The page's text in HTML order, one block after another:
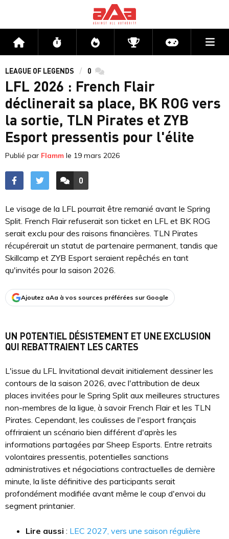
Accueil Flux Directs CompétitionsActu jeux
LEAGUE OF LEGENDS 0 commentaires
LFL 2026 : French Flair
déclinerait sa place, BK ROG vers
la sortie, TLN Pirates et ZYB
Esport pressentis pour l'élite
Publié par Flamm le 19 mars 2026
ACCÉDER AUX
0
COMMENTAIRES
Le visage de la LFL pourrait être remanié avant le Spring
Split. French Flair refuserait son ticket en LFL et BK ROG
serait exclu pour des raisons financières. TLN Pirates
récupérerait un statut de partenaire permanent, tandis que
Skillcamp et ZYB Esport seraient repêchés en tant
qu'invités pour la saison 2026.
Ajoutez aAa à vos sources préférées sur Google
UN POTENTIEL DÉSISTEMENT ET UNE EXCLUSION
QUI REBATTRAIENT LES CARTES
L'issue du LFL Invitational devait initialement dessiner les
contours de la saison 2026, avec l'attribution de deux
places invitées pour le Spring Split aux meilleures structures
non-membres de la ligue, à savoir French Flair et les TLN
Pirates. Cependant, les coulisses de l'esport français
offriraient un scénario bien différent d'après les
informations partagées par Sheep Esports. Entre retraits
volontaires pressentis, potentielles sanctions
administratives et négociations contractuelles de dernière
minute, la liste définitive des participants serait
profondément modifiée avant même le coup d'envoi du
segment printanier.
Lire aussi : LEC 2027, vers une saison régulière